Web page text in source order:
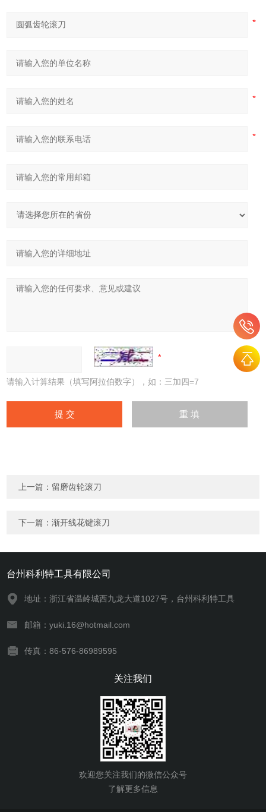
请输入计算结果（填写阿拉伯数字），如：三加四=7
上一篇： 留磨齿轮滚刀
下一篇：渐开线花键滚刀
台州科利特工具有限公司
地址：浙江省温岭城西九龙大道1027号，台州科利特工具
邮箱：yuki.16@hotmail.com
传真：86-576-86989595
关注我们
欢迎您关注我们的微信公众号
了解更多信息